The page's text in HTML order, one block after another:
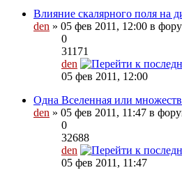
Влияние скалярного поля на
den » 05 фев 2011, 12:00 в
0
31171
den
05 фев 2011, 12:00
Одна Вселенная или
den » 05 фев 2011, 11:47 в
0
32688
den
05 фев 2011, 11:47